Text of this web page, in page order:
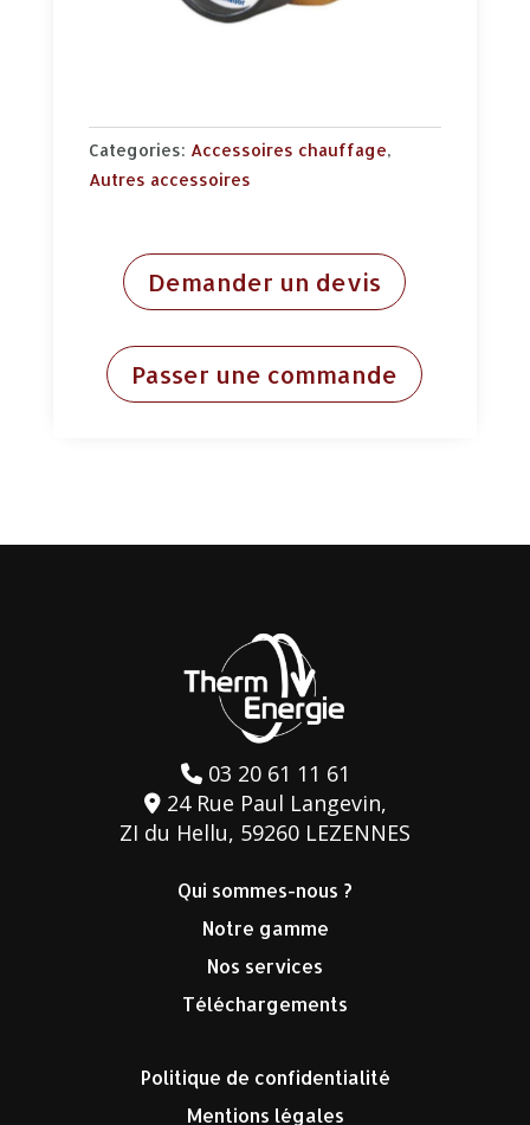
Categories: Accessoires chauffage,
Autres accessoires
Demander un devis
Passer une commande
03 20 61 11 61
24 Rue Paul Langevin,
ZI du Hellu, 59260 LEZENNES
Qui sommes-nous ?
Notre gamme
Nos services
Téléchargements
Politique de confidentialité
Mentions légales